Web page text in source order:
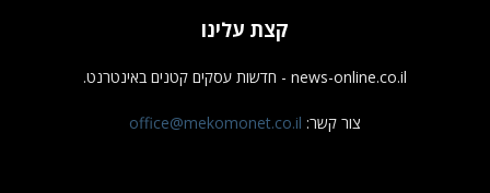
קצת עלינו
news-online.co.il - חדשות עסקים קטנים באינטרנט.
צור קשר: office@mekomonet.co.il